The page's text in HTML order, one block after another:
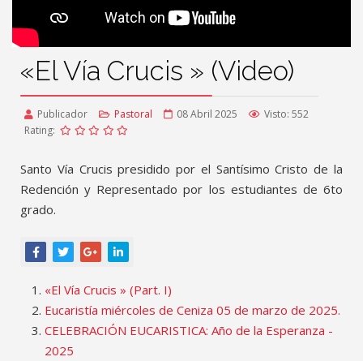
«El Vía Crucis » (Video)
Publicador Pastoral 08 Abril 2025
Visto: 552
Rating:
Santo Vía Crucis presidido por el Santísimo Cristo de la
Redención y Representado por los estudiantes de 6to
grado.
«El Vía Crucis » (Part. I)
Eucaristía miércoles de Ceniza 05 de marzo de 2025.
CELEBRACIÓN EUCARISTICA: Año de la Esperanza -
2025